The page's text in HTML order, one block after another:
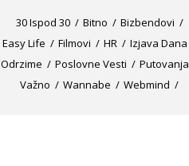
30 Ispod 30 Bitno
Bizbendovi
Easy Life
Filmovi HR
Izjava Dana
Odrzime
Poslovne Vesti
Putovanja
Važno
Wannabe Webmind